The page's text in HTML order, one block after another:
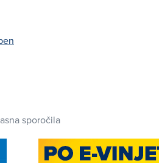
sporočila